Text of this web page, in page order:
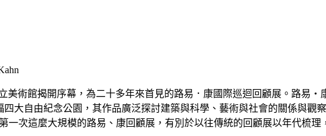
美術館揭開序幕，為二十多年來首見的路易．康國際巡迴回顧展。路易‧
大自由紀念公園，其作品廣泛探討建築與科學、藝術與社會的關係與觀
一次這麼大規模的路易、康回顧展，有別於以往傳統的回顧展以年代梳